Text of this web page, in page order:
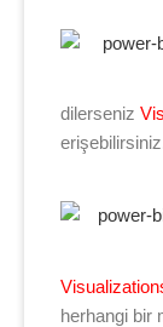
dilerseniz
herhangi bir